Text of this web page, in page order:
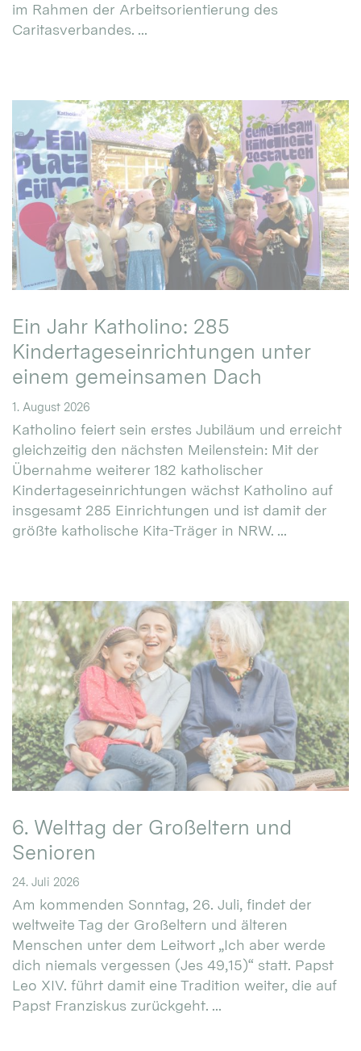
im Rahmen der Arbeitsorientierung des
Caritasverbandes. ...
Ein Jahr Katholino: 285
Kindertageseinrichtungen unter
einem gemeinsamen Dach
1. August 2026
Katholino feiert sein erstes Jubiläum und erreicht
gleichzeitig den nächsten Meilenstein: Mit der
Übernahme weiterer 182 katholischer
Kindertageseinrichtungen wächst Katholino auf
insgesamt 285 Einrichtungen und ist damit der
größte katholische Kita-Träger in NRW. ...
6. Welttag der Großeltern und
Senioren
24. Juli 2026
Am kommenden Sonntag, 26. Juli, findet der
weltweite Tag der Großeltern und älteren
Menschen unter dem Leitwort „Ich aber werde
dich niemals vergessen (Jes 49,15)“ statt. Papst
Leo XIV. führt damit eine Tradition weiter, die auf
Papst Franziskus zurückgeht. ...